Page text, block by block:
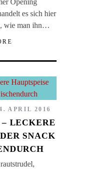
Opening
es sich hier
wie man ihn…
APRIL 2016
LECKERE
SNACK